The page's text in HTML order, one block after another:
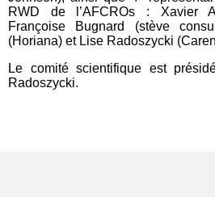
RWD de l’AFCROs : Xavier
Françoise Bugnard (stève
(Horiana) et Lise Radoszycki
Le comité scientifique est
Radoszycki.